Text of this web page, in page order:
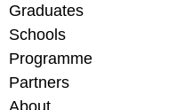
Graduates
Schools
Programme
Partners
About